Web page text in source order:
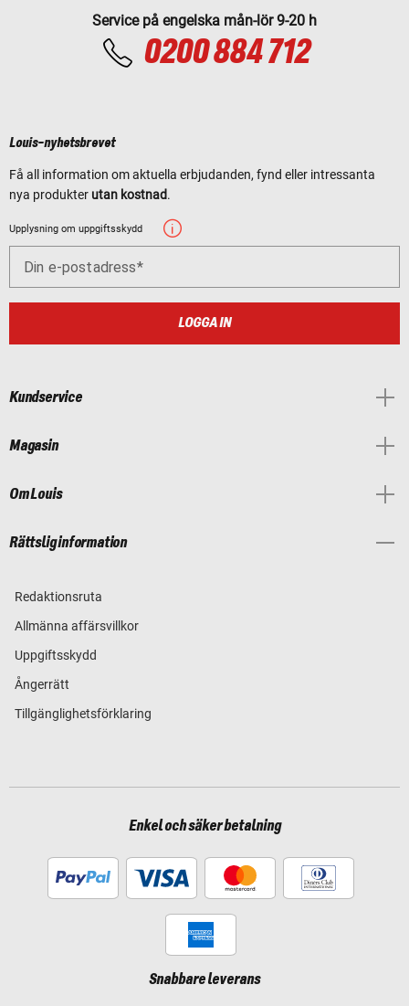
Service på engelska mån-lör 9-20 h
0200 884 712
Louis-nyhetsbrevet
Få all information om aktuella erbjudanden, fynd eller intressanta
nya produkter utan kostnad.
Upplysning om uppgiftsskydd
Din e-postadress
LOGGA IN
Kundservice
Magasin
Om Louis
Rättslig information
Redaktionsruta
Allmänna affärsvillkor
Uppgiftsskydd
Ångerrätt
Tillgänglighetsförklaring
Enkel och säker betalning
Snabbare leverans